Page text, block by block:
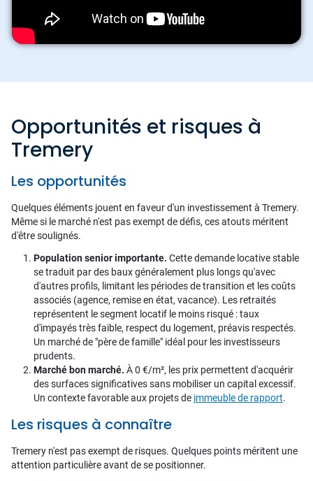
Opportunités et risques à
Tremery
Les opportunités
Quelques éléments jouent en faveur d'un investissement à Tremery.
Même si le marché n'est pas exempt de défis, ces atouts méritent
d'être soulignés.
Population senior importante. Cette demande locative stable
se traduit par des baux généralement plus longs qu'avec
d'autres profils, limitant les périodes de transition et les coûts
associés (agence, remise en état, vacance). Les retraités
représentent le segment locatif le moins risqué : taux
d'impayés très faible, respect du logement, préavis respectés.
Un marché de "père de famille" idéal pour les investisseurs
prudents.
Marché bon marché. À 0 €/m², les prix permettent d'acquérir
des surfaces significatives sans mobiliser un capital excessif.
Un contexte favorable aux projets de immeuble de rapport.
Les risques à connaître
Tremery n'est pas exempt de risques. Quelques points méritent une
attention particulière avant de se positionner.